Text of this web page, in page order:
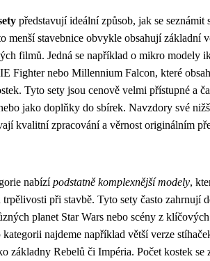
představují ideální způsob, jak se seznámit
menší stavebnice obvykle obsahují základní
filmů. Jedná se například o mikro modely
Fighter nebo Millennium Falcon, které
Tyto sety jsou cenově velmi přístupné a
jako doplňky do sbírek. Navzdory své
kvalitní zpracování a věrnost originálním
nabízípodstatně komplexnější modely,
při stavbě. Tyto sety často zahrnují
planet Star Wars nebo scény z
najdeme například větší verze
základny Rebelů či Impéria. Počet kostek se